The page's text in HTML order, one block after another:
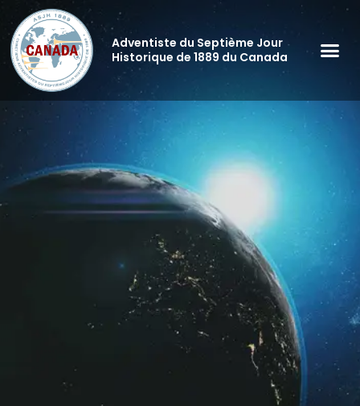
au
contenu
Adventiste du Septième Jour
Historique de 1889 du Canada